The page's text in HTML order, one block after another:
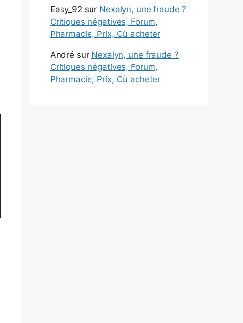
Easy_92 sur Nexalyn, une fraude ?
Critiques négatives, Forum,
Pharmacie, Prix, Où acheter
André sur Nexalyn, une fraude ?
Critiques négatives, Forum,
Pharmacie, Prix, Où acheter